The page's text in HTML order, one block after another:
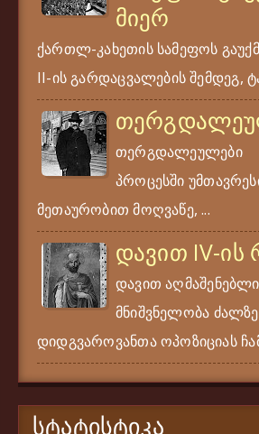
მიერ
ქართლ-კახეთის სამეფოს
II-ის გარდაცვალების შემდეგ,
თერგდალეულები
პროცესში
მეთაურობით მოღვაწე, ...
დავით IV-
დავით
მნიშვნელობა
დიდგვაროვანთა ოპოზიციას
ᲡᲢᲐᲢᲘᲡᲢᲘᲙᲐ